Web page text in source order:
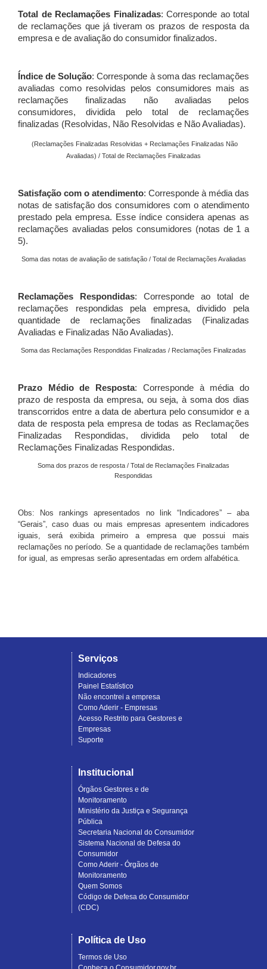
Total de Reclamações Finalizadas: Corresponde ao total
de reclamações que já tiveram os prazos de resposta da
empresa e de avaliação do consumidor finalizados.
Índice de Solução: Corresponde à soma das reclamações
avaliadas como resolvidas pelos consumidores mais as
reclamações finalizadas não avaliadas pelos
consumidores, dividida pelo total de reclamações
finalizadas (Resolvidas, Não Resolvidas e Não Avaliadas).
(Reclamações Finalizadas Resolvidas + Reclamações Finalizadas Não
Avaliadas) / Total de Reclamações Finalizadas
Satisfação com o atendimento: Corresponde à média das
notas de satisfação dos consumidores com o atendimento
prestado pela empresa. Esse índice considera apenas as
reclamações avaliadas pelos consumidores (notas de 1 a
5).
Soma das notas de avaliação de satisfação / Total de Reclamações Avaliadas
Reclamações Respondidas: Corresponde ao total de
reclamações respondidas pela empresa, dividido pela
quantidade de reclamações finalizadas (Finalizadas
Avaliadas e Finalizadas Não Avaliadas).
Soma das Reclamações Respondidas Finalizadas / Reclamações Finalizadas
Prazo Médio de Resposta: Corresponde à média do
prazo de resposta da empresa, ou seja, à soma dos dias
transcorridos entre a data de abertura pelo consumidor e a
data de resposta pela empresa de todas as Reclamações
Finalizadas Respondidas, dividida pelo total de
Reclamações Finalizadas Respondidas.
Soma dos prazos de resposta / Total de Reclamações Finalizadas
Respondidas
Obs: Nos rankings apresentados no link “Indicadores” – aba
“Gerais”, caso duas ou mais empresas apresentem indicadores
iguais, será exibida primeiro a empresa que possui mais
reclamações no período. Se a quantidade de reclamações também
for igual, as empresas serão apresentadas em ordem alfabética.
Serviços
Indicadores
Painel Estatístico
Não encontrei a empresa
Como Aderir - Empresas
Acesso Restrito para Gestores e
Empresas
Suporte
Institucional
Órgãos Gestores e de
Monitoramento
Ministério da Justiça e Segurança
Pública
Secretaria Nacional do Consumidor
Sistema Nacional de Defesa do
Consumidor
Como Aderir - Órgãos de
Monitoramento
Quem Somos
Código de Defesa do Consumidor
(CDC)
Política de Uso
Termos de Uso